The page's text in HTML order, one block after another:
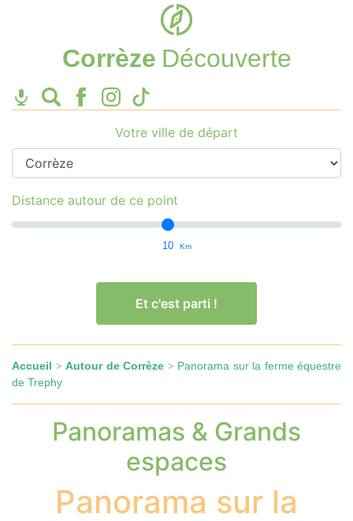
Corrèze Découverte
Votre ville de départ
Distance autour de ce point
10 Km
Et c'est parti !
Accueil > Autour de Corrèze > Panorama sur la ferme équestre
de Trephy
Panoramas & Grands
espaces
Panorama sur la